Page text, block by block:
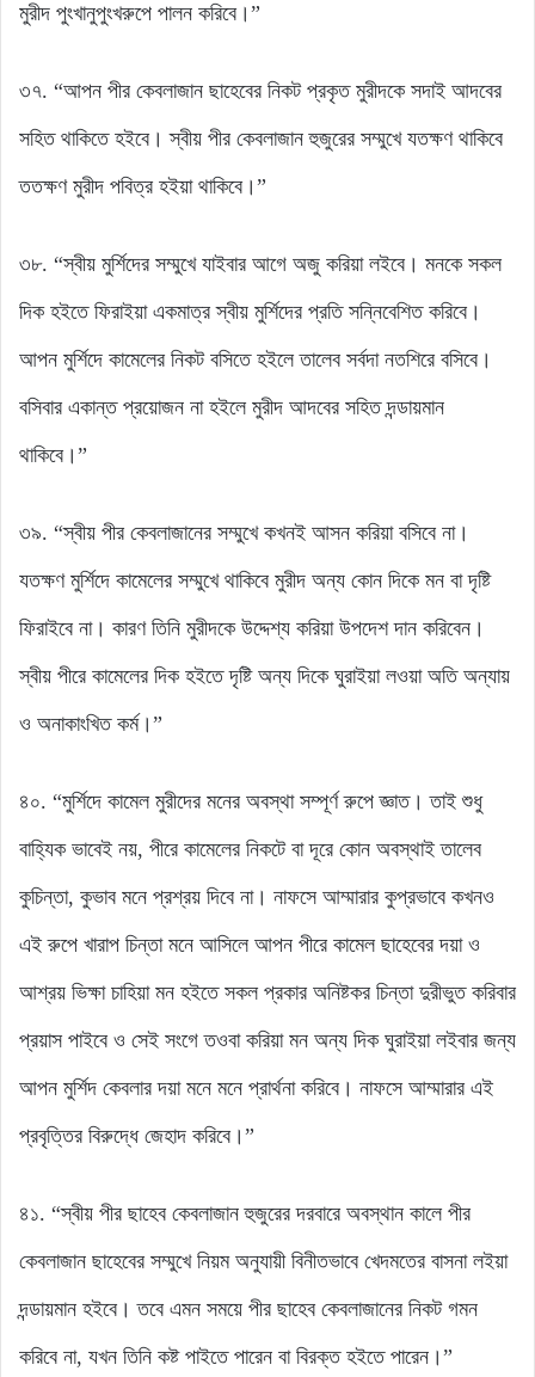
মুরীদ পুংখানুপুংখরুপে পালন করিবে।”
৩৭. “আপন পীর কেবলাজান ছাহেবের নিকট প্রকৃত মুরীদকে সদাই আদবের
সহিত থাকিতে হইবে। স্বীয় পীর কেবলাজান হুজুরের সম্মুখে যতক্ষণ থাকিবে
ততক্ষণ মুরীদ পবিত্র হইয়া থাকিবে।”
৩৮. “স্বীয় মুর্শিদের সম্মুখে যাইবার আগে অজু করিয়া লইবে। মনকে সকল
‍দিক হইতে ফিরাইয়া একমাত্র স্বীয় মুর্শিদের প্রতি সন্নিবেশিত করিবে।
আপন মুর্শিদে কামেলের নিকট বসিতে হইলে তালেব সর্বদা নতশিরে বসিবে।
বসিবার একান্ত প্রয়োজন না হইলে মুরীদ আদবের সহিত দন্ডায়মান
থাকিবে।”
৩৯. “স্বীয় পীর কেবলাজানের সম্মুখে কখনই আসন করিয়া বসিবে না।
যতক্ষণ মুর্শিদে কামেলের সম্মুখে থাকিবে মুরীদ অন্য কোন দিকে মন বা দৃষ্টি
ফিরাইবে না। কারণ তিনি মুরীদকে উদ্দেশ্য করিয়া উপদেশ দান করিবেন।
স্বীয় পীরে কামেলের দিক হইতে দৃষ্টি অন্য দিকে ঘুরাইয়া লওয়া অতি অন্যায়
ও অনাকাংখিত কর্ম।”
৪০. “মুর্শিদে কামেল মুরীদের মনের অবস্থা সম্পূর্ণ রুপে জ্ঞাত। তাই শুধু
বাহ্যিক ভাবেই নয়, পীরে কামেলের নিকটে বা দূরে কোন অবস্থাই তালেব
কুচিন্তা, কুভাব মনে প্রশ্রয় দিবে না। নাফসে আম্মারার কুপ্রভাবে কখনও
এই রুপে খারাপ চিন্তা মনে আসিলে আপন পীরে কামেল ছাহেবের দয়া ও
আশ্রয় ভিক্ষা চাহিয়া মন হইতে সকল প্রকার অনিষ্টকর চিন্তা দুরীভুত করিবার
প্রয়াস পাইবে ও সেই সংগে তওবা করিয়া মন অন্য দিক ঘুরাইয়া লইবার জন্য
আপন মুর্শিদ কেবলার দয়া মনে মনে প্রার্থনা করিবে। নাফসে আম্মারার এই
প্রবৃত্তির বিরুদ্ধে জেহাদ করিবে।”
৪১. “স্বীয় পীর ছাহেব কেবলাজান হুজুরের দরবারে অবস্থান কালে পীর
কেবলাজান ছাহেবের সম্মুখে নিয়ম অনুযায়ী বিনীতভাবে খেদমতের বাসনা লইয়া
দন্ডায়মান হইবে। তবে এমন সময়ে পীর ছাহেব কেবলাজানের নিকট গমন
করিবে না, যখন তিনি কষ্ট পাইতে পারেন বা বিরক্ত হইতে পারেন।”